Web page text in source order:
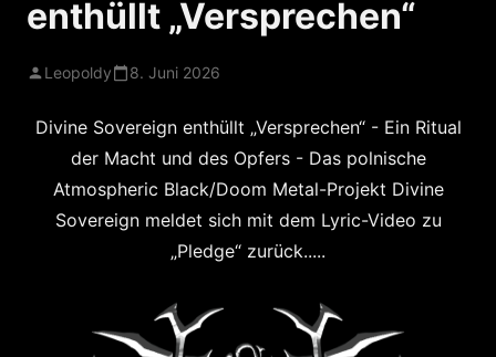
enthüllt „Versprechen“
Leopoldy 8. Juni 2026
Divine Sovereign enthüllt „Versprechen“ - Ein Ritual
der Macht und des Opfers - Das polnische
Atmospheric Black/Doom Metal-Projekt Divine
Sovereign meldet sich mit dem Lyric-Video zu
„Pledge“ zurück.....